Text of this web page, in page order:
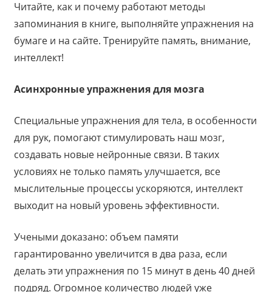
Читайте, как и почему работают методы
запоминания в книге, выполняйте упражнения на
бумаге и на сайте. Тренируйте память, внимание,
интеллект!
Асинхронные упражнения для мозга
Специальные упражнения для тела, в особенности
для рук, помогают стимулировать наш мозг,
создавать новые нейронные связи. В таких
условиях не только память улучшается, все
мыслительные процессы ускоряются, интеллект
выходит на новый уровень эффективности.
Учеными доказано: объем памяти
гарантированно увеличится в два раза, если
делать эти упражнения по 15 минут в день 40 дней
подряд. Огромное количество людей уже